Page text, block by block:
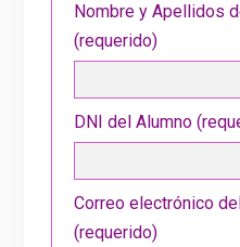
Nombre y Apellidos
(requerido)
DNI del Alumno
Correo electrónico
(requerido)